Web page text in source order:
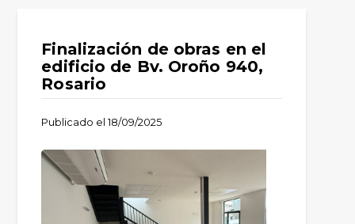
Finalización de obras en el
edificio de Bv. Oroño 940,
Rosario
Publicado el18/09/2025